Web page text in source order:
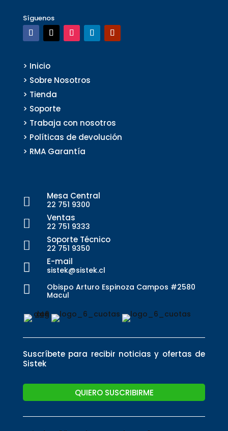
Síguenos
> Inicio
> Sobre Nosotros
> Tienda
> Soporte
> Trabaja con nosotros
> Políticas de devolución
> RMA Garantía
 Mesa Central
22 751 9300
 Ventas
22 751 9333
 Soporte Técnico
22 751 9350
 E-mail
sistek@sistek.cl

Obispo Arturo Espinoza Campos #2580
Macul
Suscríbete para recibir noticias y ofertas de
Sistek
QUIERO SUSCRIBIRME